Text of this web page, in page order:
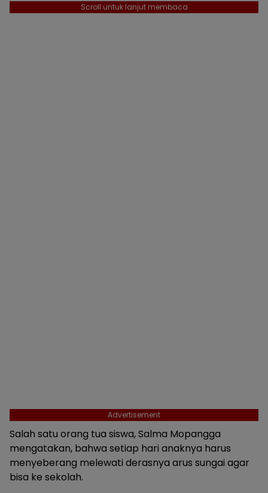
Scroll untuk lanjut membaca
Advertisement
Salah satu orang tua siswa, Salma Mopangga
mengatakan, bahwa setiap hari anaknya harus
menyeberang melewati derasnya arus sungai agar
bisa ke sekolah.